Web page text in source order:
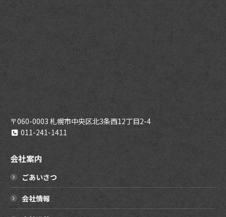
〒060-0003 札幌市中央区北3条西12丁目2-4
011-241-1411
会社案内
ごあいさつ
会社情報